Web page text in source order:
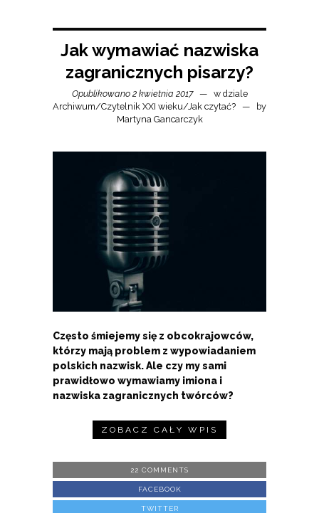
Jak wymawiać nazwiska
zagranicznych pisarzy?
Opublikowano 2 kwietnia 2017
w dziale
Archiwum/Czytelnik XXI wieku/Jak czytać?
by
Martyna Gancarczyk
Często śmiejemy się z obcokrajowców,
którzy mają problem z wypowiadaniem
polskich nazwisk. Ale czy my sami
prawidłowo wymawiamy imiona i
nazwiska zagranicznych twórców?
ZOBACZ CAŁY WPIS
22 COMMENTS
FACEBOOK
TWITTER